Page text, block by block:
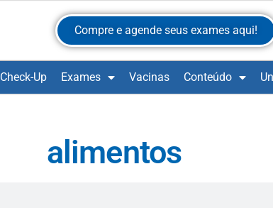
Compre e agende seus exames aqui!
Check-Up Exames Vacinas Conteúdo
alimentos